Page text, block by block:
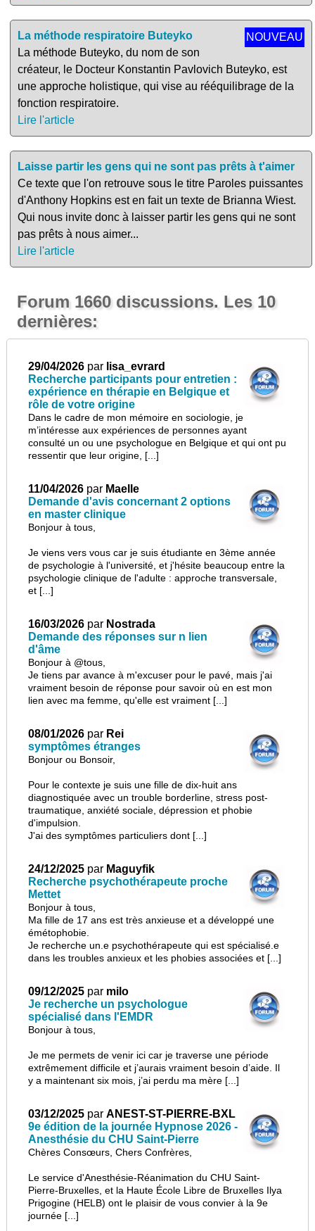
NOUVEAU
La méthode respiratoire Buteyko
La méthode Buteyko, du nom de son
créateur, le Docteur Konstantin Pavlovich Buteyko, est
une approche holistique, qui vise au rééquilibrage de la
fonction respiratoire.
Lire l'article
Laisse partir les gens qui ne sont pas prêts à t'aimer
Ce texte que l'on retrouve sous le titre Paroles puissantes
d'Anthony Hopkins est en fait un texte de Brianna Wiest.
Qui nous invite donc à laisser partir les gens qui ne sont
pas prêts à nous aimer...
Lire l'article
Forum 1660 discussions. Les 10
dernières:
29/04/2026 par lisa_evrard
Recherche participants pour entretien :
expérience en thérapie en Belgique et
rôle de votre origine
Dans le cadre de mon mémoire en sociologie, je
m’intéresse aux expériences de personnes ayant
consulté un ou une psychologue en Belgique et qui ont pu
ressentir que leur origine, [...]
11/04/2026 par Maelle
Demande d'avis concernant 2 options
en master clinique
Bonjour à tous,
Je viens vers vous car je suis étudiante en 3ème année
de psychologie à l'université, et j'hésite beaucoup entre la
psychologie clinique de l'adulte : approche transversale,
et [...]
16/03/2026 par Nostrada
Demande des réponses sur n lien
d'âme
Bonjour à @tous,
Je tiens par avance à m'excuser pour le pavé, mais j'ai
vraiment besoin de réponse pour savoir où en est mon
lien avec ma femme, qu'elle est vraiment [...]
08/01/2026 par Rei
symptômes étranges
Bonjour ou Bonsoir,
Pour le contexte je suis une fille de dix-huit ans
diagnostiquée avec un trouble borderline, stress post-
traumatique, anxiété sociale, dépression et phobie
d'impulsion.
J'ai des symptômes particuliers dont [...]
24/12/2025 par Maguyfik
Recherche psychothérapeute proche
Mettet
Bonjour à tous,
Ma fille de 17 ans est très anxieuse et a développé une
émétophobie.
Je recherche un.e psychothérapeute qui est spécialisé.e
dans les troubles anxieux et les phobies associées et [...]
09/12/2025 par milo
Je recherche un psychologue
spécialisé dans l'EMDR
Bonjour à tous,
Je me permets de venir ici car je traverse une période
extrêmement difficile et j’aurais vraiment besoin d’aide. Il
y a maintenant six mois, j’ai perdu ma mère [...]
03/12/2025 parANEST-ST-PIERRE-BXL
9e édition de la journée Hypnose 2026 -
Anesthésie du CHU Saint-Pierre
Chères Consœurs, Chers Confrères,
Le service d'Anesthésie-Réanimation du CHU Saint-
Pierre-Bruxelles, et la Haute École Libre de Bruxelles Ilya
Prigogine (HELB) ont le plaisir de vous convier à la 9e
journée [...]